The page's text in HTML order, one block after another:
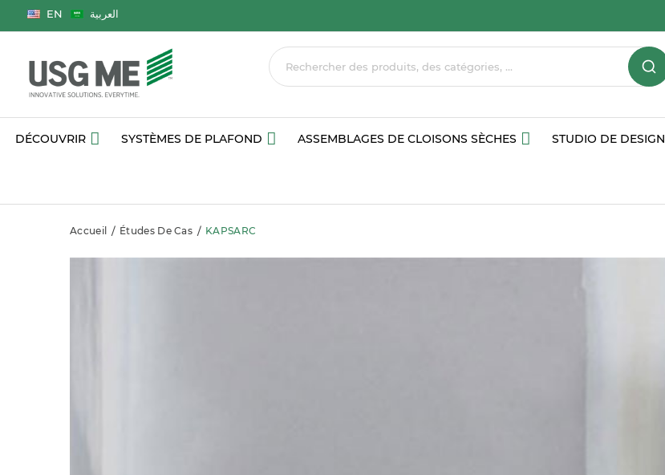
EN العربية
DÉCOUVRIR SYSTÈMES DE PLAFOND ASSEMBLAGES DE CLOISONS SÈCHES STUDIO DE DESIGN
Accueil Études De Cas KAPSARC